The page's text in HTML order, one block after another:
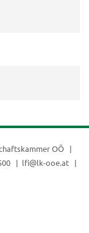
OÖ
lfi@lk-ooe.at